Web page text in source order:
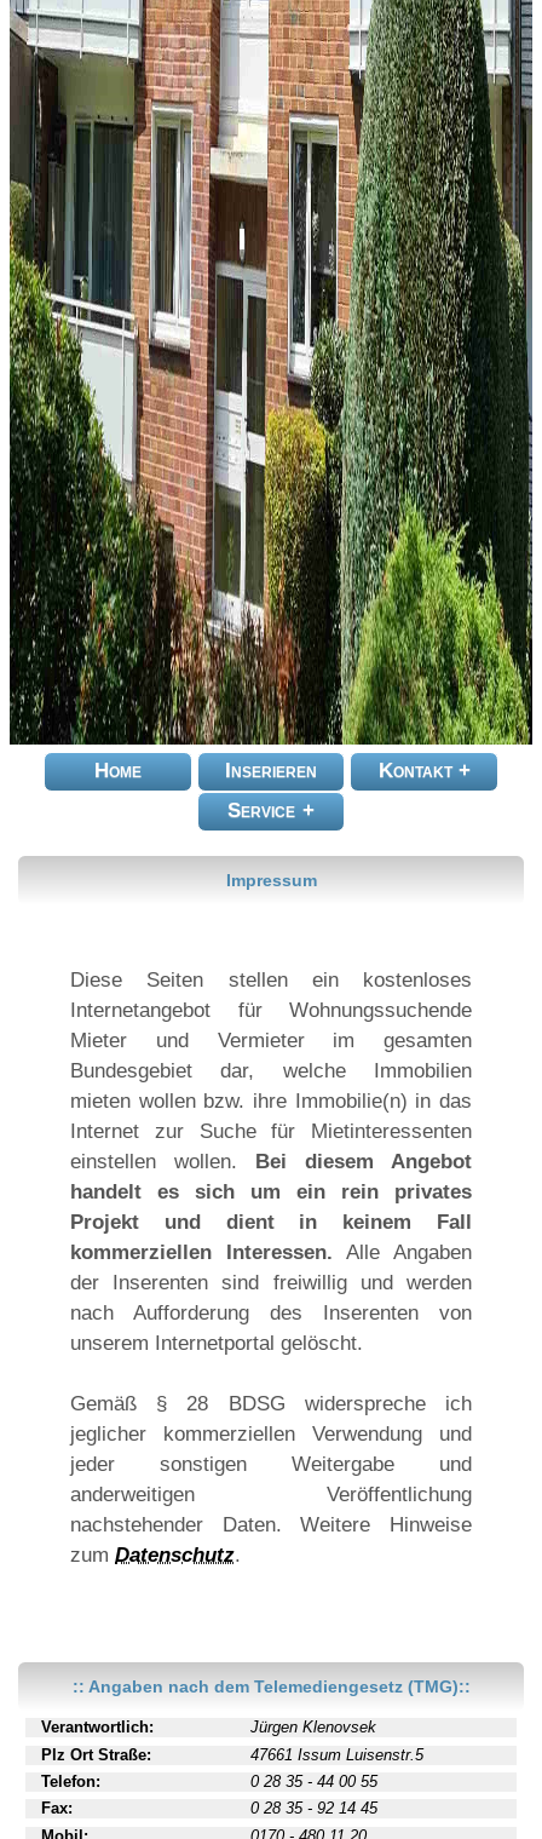
Home Inserieren
Kontakt
Service
Impressum
Diese Seiten stellen ein kostenloses
Internetangebot für Wohnungssuchende
Mieter und Vermieter im gesamten
Bundesgebiet dar, welche Immobilien
mieten wollen bzw. ihre Immobilie(n) in das
Internet zur Suche für Mietinteressenten
einstellen wollen.
Bei diesem Angebot
handelt es sich um ein rein privates
Projekt und dient in keinem Fall
kommerziellen Interessen. Alle Angaben
der Inserenten sind freiwillig und werden
nach Aufforderung des Inserenten von
unserem Internetportal gelöscht.
Gemäß § 28 BDSG widerspreche ich
jeglicher kommerziellen Verwendung und
jeder sonstigen Weitergabe und
anderweitigen Veröffentlichung
nachstehender Daten. Weitere Hinweise
zumDatenschutz.
:: Angaben nach dem Telemediengesetz (TMG)::
Verantwortlich:
Jürgen Klenovsek
Plz Ort Straße:
47661 Issum Luisenstr.5
Telefon:
0 28 35 - 44 00 55
Fax:
0 28 35 - 92 14 45